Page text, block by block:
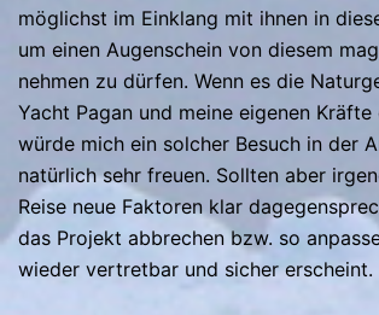
möglichst im Einklang mit ihnen in
um einen Augenschein von diesem
nehmen zu dürfen. Wenn es die
Yacht Pagan und meine eigenen Kräfte
würde mich ein solcher Besuch in der
natürlich sehr freuen. Sollten aber
Reise neue Faktoren klar
das Projekt abbrechen bzw. so
wieder vertretbar und sicher erscheint.